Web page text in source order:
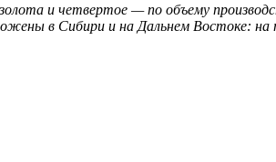
и четвертое — по объему
в Сибири и на Дальнем Востоке: